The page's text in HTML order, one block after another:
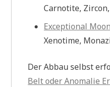
Carnotite,
Exceptional
Xenotime,
Der Abbau selbst
Belt oder Anomalie